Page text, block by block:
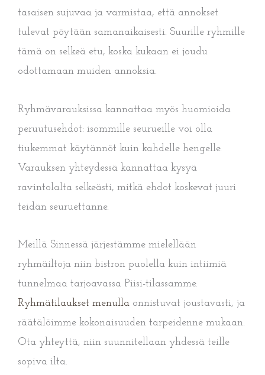
tasaisen sujuvaa ja varmistaa, että annokset
tulevat pöytään samanaikaisesti. Suurille ryhmille
tämä on selkeä etu, koska kukaan ei joudu
odottamaan muiden annoksia.
Ryhmävarauksissa kannattaa myös huomioida
peruutusehdot: isommille seurueille voi olla
tiukemmat käytännöt kuin kahdelle hengelle.
Varauksen yhteydessä kannattaa kysyä
ravintolalta selkeästi, mitkä ehdot koskevat juuri
teidän seuruettanne.
Meillä Sinnessä järjestämme mielellään
ryhmäiltoja niin bistron puolella kuin intiimiä
tunnelmaa tarjoavassa Piisi-tilassamme.
Ryhmätilaukset menulla onnistuvat joustavasti, ja
räätälöimme kokonaisuuden tarpeidenne mukaan.
Ota yhteyttä, niin suunnitellaan yhdessä teille
sopiva ilta.